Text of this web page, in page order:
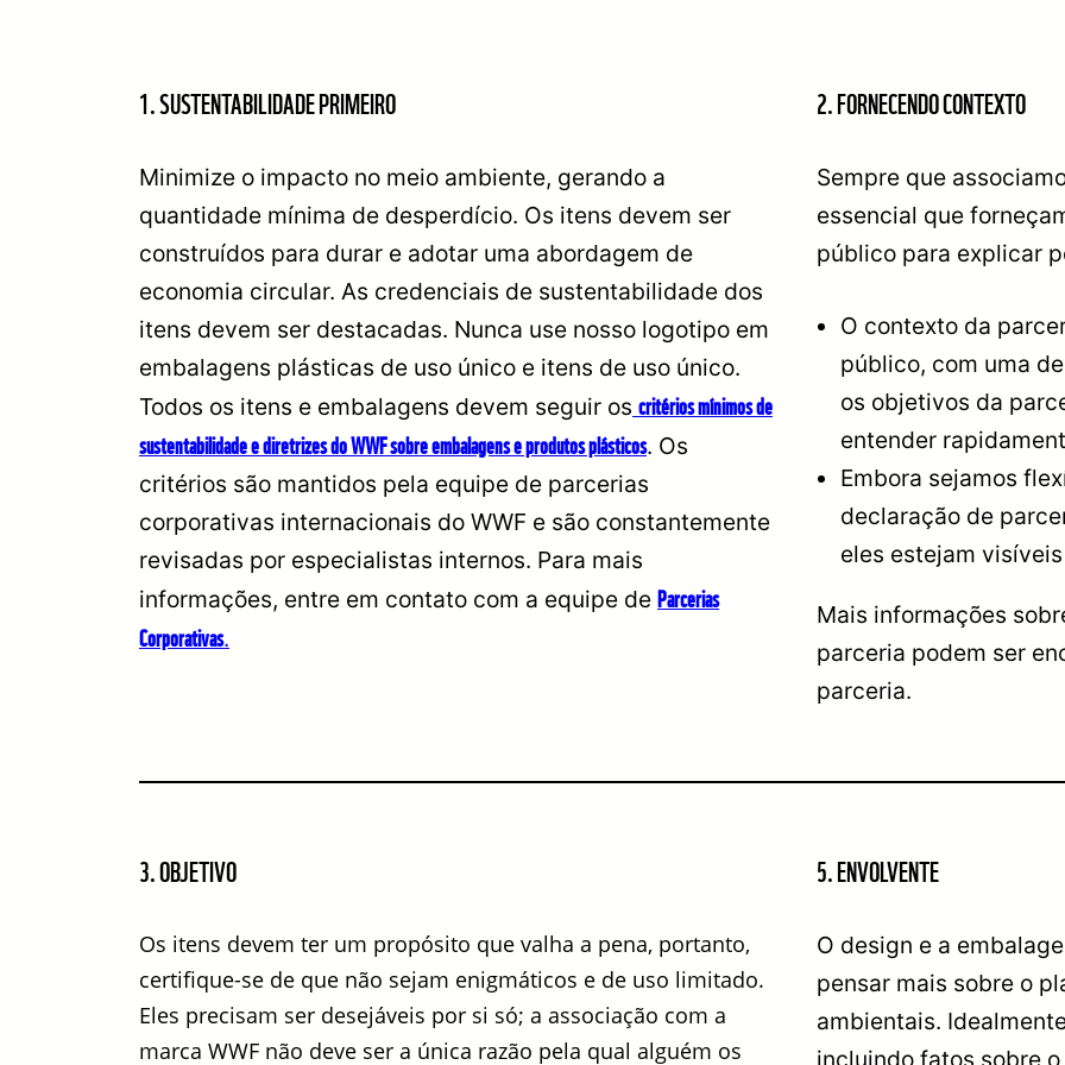
1. SUSTENTABILIDADE PRIMEIRO
Minimize o impacto no meio ambiente, gerando a
quantidade mínima de desperdício. Os itens devem ser
construídos para durar e adotar uma abordagem de
economia circular. As credenciais de sustentabilidade dos
itens devem ser destacadas. Nunca use nosso logotipo em
embalagens plásticas de uso único e itens de uso único.
Todos os itens e embalagens devem seguir os critérios mínimos de
sustentabilidade e diretrizes do WWF sobre embalagens e produtos plásticos. Os
critérios são mantidos pela equipe de parcerias
corporativas internacionais do WWF e são constantemente
revisadas por especialistas internos. Para mais
informações, entre em contato com a equipe de Parcerias
Corporativas.
2. FORNECENDO CONTEXTO
Sempre que
essencial que
público para explicar
O contexto da
público, com uma
os objetivos da
entender
Embora sejamos
declaração de
eles estejam
Mais informações
parceria podem ser
parceria.
3. OBJETIVO
Os itens devem ter um propósito que valha a pena, portanto,
certifique-se de que não sejam enigmáticos e de uso limitado.
Eles precisam ser desejáveis ​​por si só; a associação com a
marca WWF não deve ser a única razão pela qual alguém os
5. ENVOLVENTE
O design e a
pensar mais sobre o
ambientais.
incluindo fatos sobre